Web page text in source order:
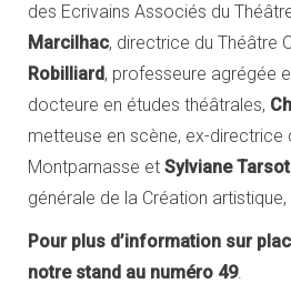
des Ecrivains Associés du
Marcilhac, directrice du Théâtre
Robilliard, professeure agrégée
docteure en études théâtrales,
metteuse en scène, ex-directrice
Montparnasse et Sylviane
générale de la Création
Pour plus d’information sur
notre stand au numéro 49.